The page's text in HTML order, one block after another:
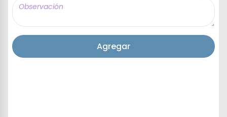
Agregar